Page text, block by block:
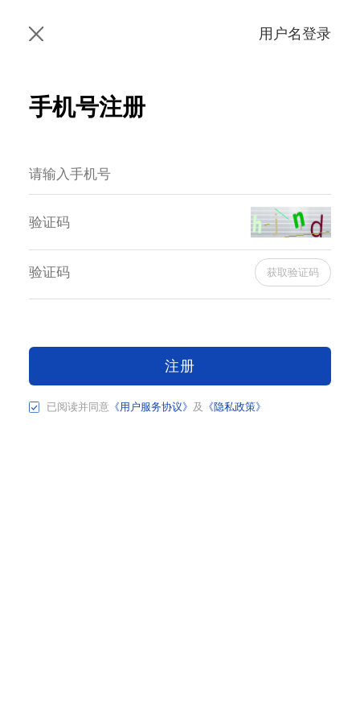
用户名登录
手机号注册
获取验证码
注册
已阅读并同意 《用户服务协议》 及 《隐私政策》